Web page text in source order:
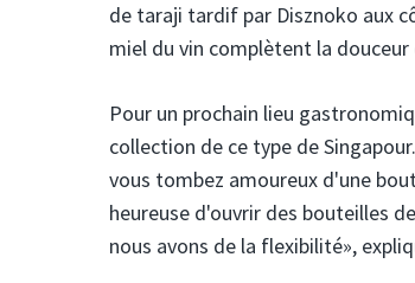
de taraji tardif par Disznoko aux
miel du vin complètent la
Pour un prochain lieu
collection de ce type de
vous tombez amoureux d'une
heureuse d'ouvrir des bouteilles
nous avons de la flexibilité»,